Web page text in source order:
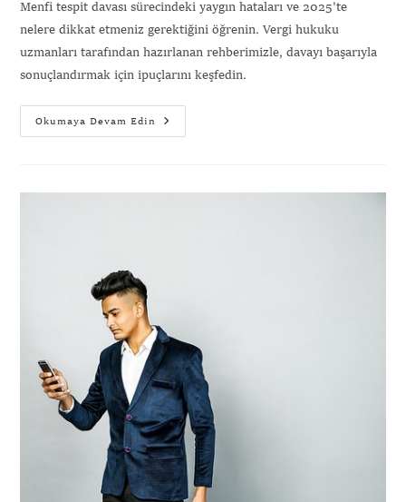
Menfi tespit davası sürecindeki yaygın hataları ve 2025'te
nelere dikkat etmeniz gerektiğini öğrenin. Vergi hukuku
uzmanları tarafından hazırlanan rehberimizle, davayı başarıyla
sonuçlandırmak için ipuçlarını keşfedin.
Okumaya Devam Edin